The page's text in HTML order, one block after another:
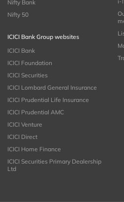
Nifty Bank
Nifty 50
ICICI Bank Group websites
ICICI Bank
ICICI Foundation
ICICI Securities
ICICI Lombard General Insurance
ICICI Prudential Life Insurance
ICICI Prudential AMC
ICICI Venture
ICICI Direct
ICICI Home Finance
ICICI Securities Primary Dealership
Ltd